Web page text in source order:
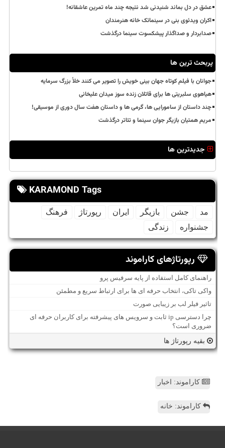
عشق در دل بماند شنیدنی شد نتیجه چند ماه تمرین عاشقانه!
اکران ویدئوی بنی در سینماتک خانه هنرمندان
صدابردار و صداگذار پیشکسوت سینما درگذشت
پربحث ترین ها
جوانان با فیلم کوتاه جهان بینی خویش را تصویر می کنند خلأ بزرگ سرمایه
هیاهوی سلبریتی ها برای قاتلان زنده سوز میدان علیخانی
چند داستان از سامورایی ها، گرمی ها و داستان هفت سال دوری از موسیقی!
مریم همتیان بازیگر جوان سینما و تئاتر درگذشت
جدیدترین ها
KARAMOND Tags
مد جشن بازیگر ایران رپورتاژ
فرهنگ
جشنواره
زندگی
رپورتاژهای کاراموند
راهنمای کامل استفاده از پایه سرفیس پرو
واکی تاکی، انتخاب حرفه ای ها برای ارتباط سریع و مطمئن
تاثیر فیلر لب بر زیبایی صورت
چرا دسترسی ip ثابت و سرویس های پیشرفته برای کاربران حرفه ای
ضروری است؟
بقیه رپورتاژ ها
کاراموند: اخبار
کاراموند: خانه